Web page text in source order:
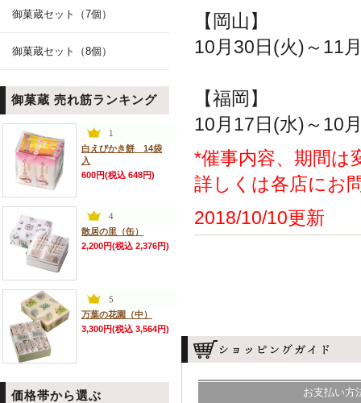
御菓蔵セット（7個）
御菓蔵セット（8個）
御菓蔵 売れ筋ランキング
白えびかき餅 14袋
入
600円(税込 648円)
散居の里（缶）
2,200円(税込 2,376円)
万葉の花園（中）
3,300円(税込 3,564円)
価格帯から選ぶ
【岡山】
10月30日(火)～11
【福岡】
10月17日(水)～10
*催事内容、期間は
詳しくは各店にお
2018/10/10更新
お支払い方